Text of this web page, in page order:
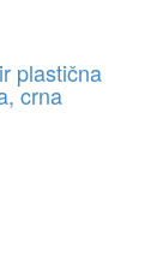
plastična
crna